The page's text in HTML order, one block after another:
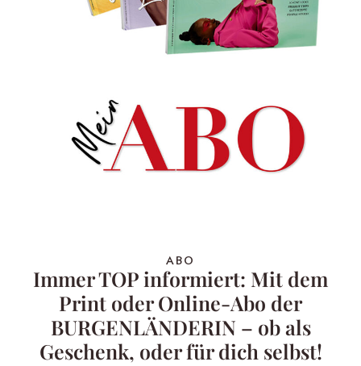
ABO
Immer TOP informiert: Mit dem
Print oder Online-Abo der
BURGENLÄNDERIN – ob als
Geschenk, oder für dich selbst!